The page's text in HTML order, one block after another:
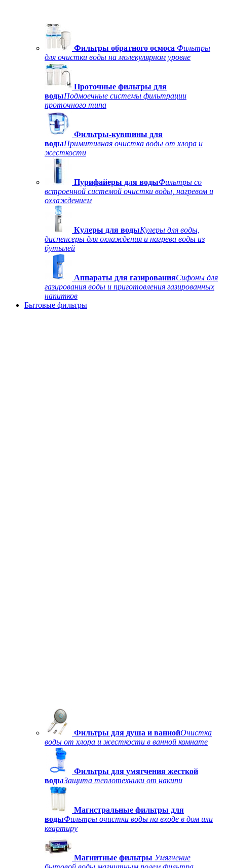
Фильтры обратного осмоса Фильтры
для очистки воды на молекулярном уровне
Проточные фильтры для
водыПодмоечные системы фильтрации
проточного типа
Фильтры-кувшины для
водыПримитивная очистка воды от хлора и
жесткости
Пурифайеры для водыФильтры со
встроенной системой очистки воды, нагревом и
охлаждением
Кулеры для водыКулеры для воды,
диспенсеры для охлаждения и нагрева воды из
бутылей
Аппараты для газированияСифоны для
газирования воды и приготовления газированных
напитков
Бытовые фильтры
Фильтры для душа и ваннойОчистка
воды от хлора и жесткости в ванной комнате
Фильтры для умягчения жесткой
водыЗащита теплотехники от накипи
Магистральные фильтры для
водыФильтры очистки воды на входе в дом или
квартиру
Магнитные фильтры Умягчение